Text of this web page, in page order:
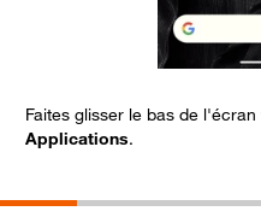
Faites glisser le bas de
Applications.